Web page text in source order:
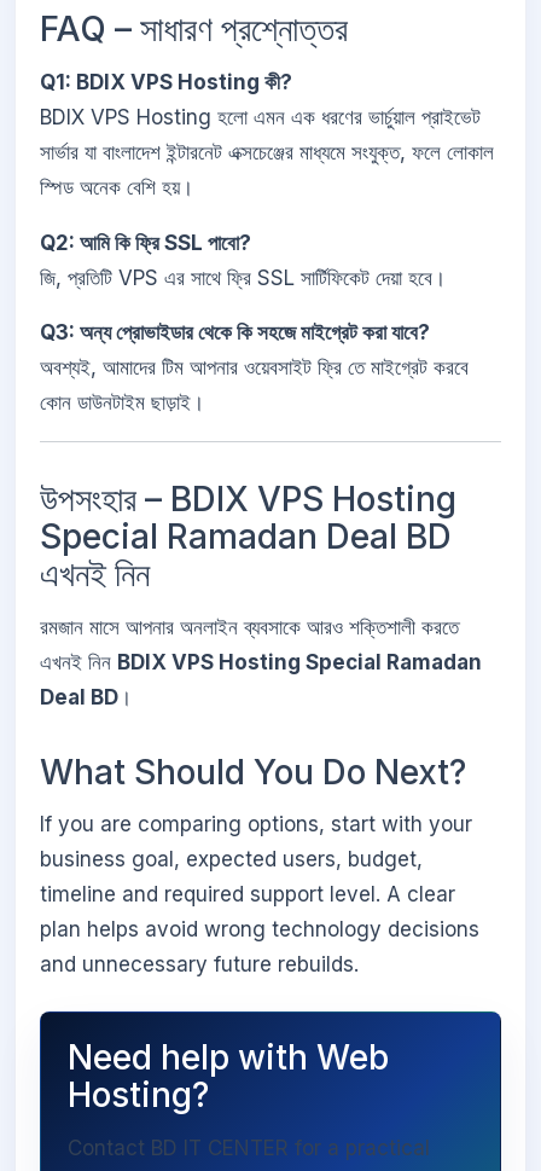
FAQ – সাধারণ প্রশ্নোত্তর
Q1: BDIX VPS Hosting কী?
BDIX VPS Hosting হলো এমন এক ধরণের ভার্চুয়াল প্রাইভেট
সার্ভার যা বাংলাদেশ ইন্টারনেট এক্সচেঞ্জের মাধ্যমে সংযুক্ত, ফলে লোকাল
স্পিড অনেক বেশি হয়।
Q2: আমি কি ফ্রি SSL পাবো?
জি, প্রতিটি VPS এর সাথে ফ্রি SSL সার্টিফিকেট দেয়া হবে।
Q3: অন্য প্রোভাইডার থেকে কি সহজে মাইগ্রেট করা যাবে?
অবশ্যই, আমাদের টিম আপনার ওয়েবসাইট ফ্রি তে মাইগ্রেট করবে
কোন ডাউনটাইম ছাড়াই।
উপসংহার – BDIX VPS Hosting
Special Ramadan Deal BD
এখনই নিন
রমজান মাসে আপনার অনলাইন ব্যবসাকে আরও শক্তিশালী করতে
এখনই নিন BDIX VPS Hosting Special Ramadan
Deal BD ।
What Should You Do Next?
If you are comparing options, start with your
business goal, expected users, budget,
timeline and required support level. A clear
plan helps avoid wrong technology decisions
and unnecessary future rebuilds.
Need help with Web
Hosting?
Contact BD IT CENTER for a practical